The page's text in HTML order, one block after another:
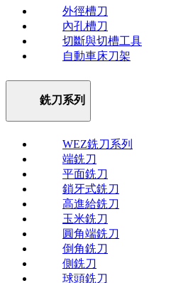
外徑槽刀
內孔槽刀
切斷與切槽工具
自動車床刀架
銑刀系列
WEZ銑刀系列
端銑刀
平面銑刀
鎖牙式銑刀
高進給銑刀
玉米銑刀
圓角端銑刀
倒角銑刀
側銑刀
球頭銑刀